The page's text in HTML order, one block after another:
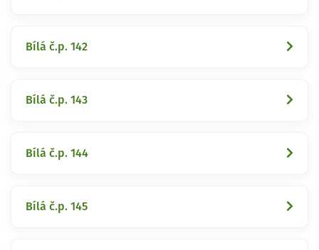
Bílá č.p. 142
Bílá č.p. 143
Bílá č.p. 144
Bílá č.p. 145